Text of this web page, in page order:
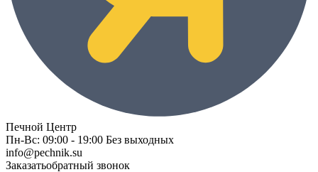
Печной Центр
Пн-Вс: 09:00 - 19:00 Без выходных
info@pechnik.su
Заказатьобратный звонок